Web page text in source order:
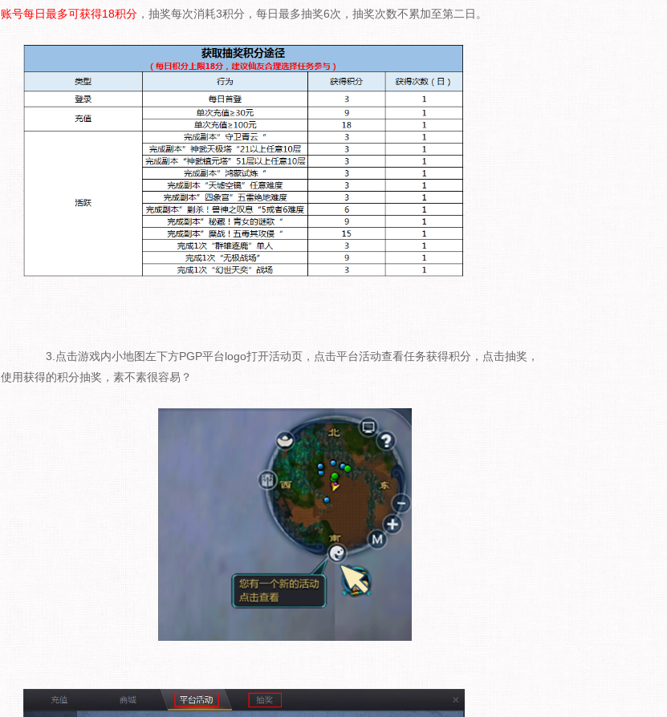
账号每日最多可获得18积分 ，抽奖每次消耗3积分，每日最多抽奖6次，抽奖次数不累加至第二日。
3.点击游戏内小地图左下方PGP平台logo打开活动页，点击平台活动查看任务获得积分，点击抽奖，
使用获得的积分抽奖，素不素很容易？